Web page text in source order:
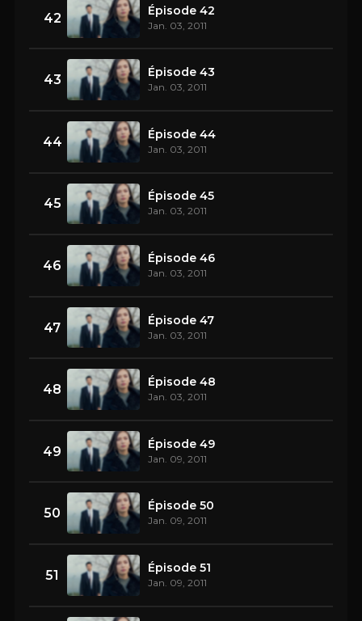
42 Épisode 42
Jan. 03, 2011
43 Épisode 43
Jan. 03, 2011
44 Épisode 44
Jan. 03, 2011
45 Épisode 45
Jan. 03, 2011
46 Épisode 46
Jan. 03, 2011
47 Épisode 47
Jan. 03, 2011
48 Épisode 48
Jan. 03, 2011
49 Épisode 49
Jan. 09, 2011
50 Épisode 50
Jan. 09, 2011
51 Épisode 51
Jan. 09, 2011